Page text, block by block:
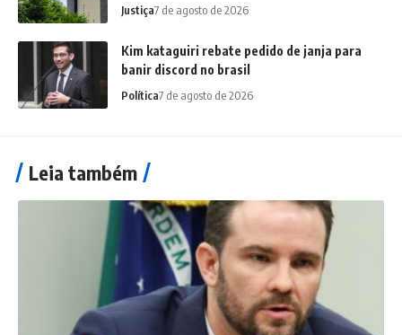
Justiça7 de agosto de 2026
Kim kataguiri rebate pedido de janja para
banir discord no brasil
Política7 de agosto de 2026
Leia também